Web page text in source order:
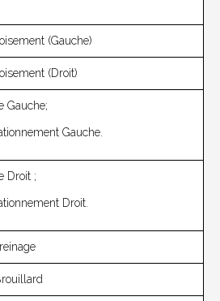
(gauche)
(droit)
Gauche;
Gauche.
Droit ;
Droit.